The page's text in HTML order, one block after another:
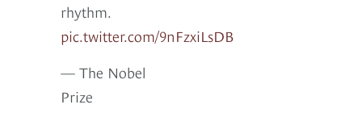
rhythm.
pic.twitter.com/9nFzxiLsDB
— The Nobel
Prize